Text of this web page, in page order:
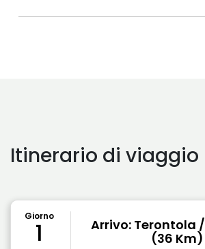
Itinerario di viaggio
Giorno
1
Arrivo: Terontola
(36 Km)